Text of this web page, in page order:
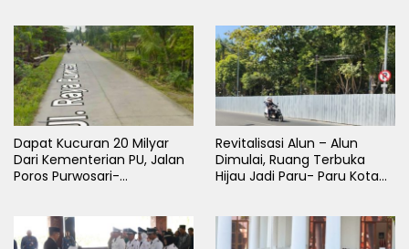
Dapat Kucuran 20 Milyar
Dari Kementerian PU, Jalan
Poros Purwosari-
Revitalisasi Alun – Alun
Dimulai, Ruang Terbuka
Hijau Jadi Paru- Paru Kota